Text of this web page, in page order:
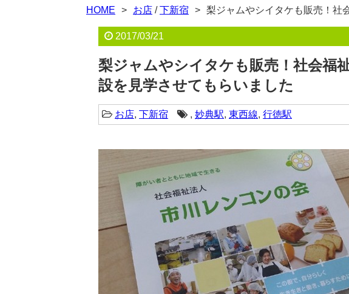
HOME お店 /下新宿 梨ジャムやシイタケも販売！社
2017/03/21
梨ジャムやシイタケも販売！社会福
設を見学させてもらいました
お店, 下新宿 , 妙典駅, 東西線, 行徳駅